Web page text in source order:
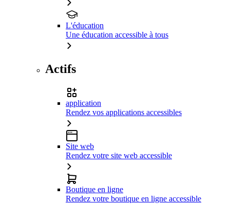
L'éducation
Une éducation accessible à tous
Actifs
application
Rendez vos applications accessibles
Site web
Rendez votre site web accessible
Boutique en ligne
Rendez votre boutique en ligne accessible